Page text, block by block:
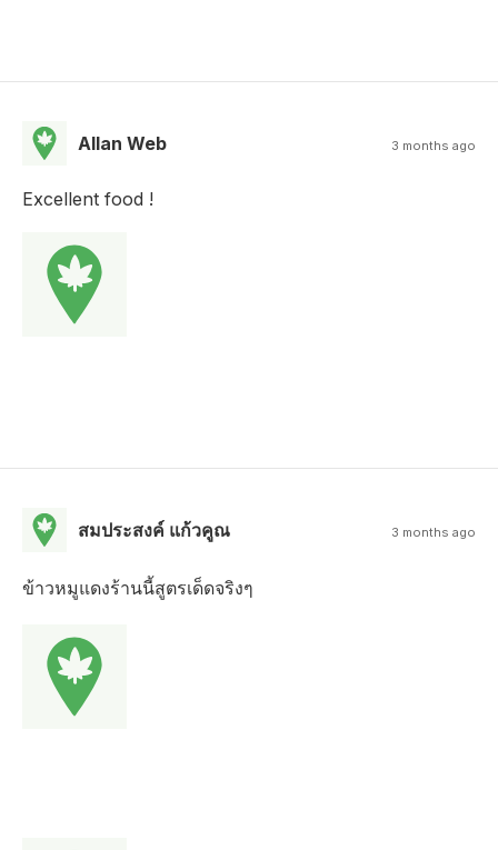
Allan Web 3 months ago
Excellent food !
สมประสงค์ แก้วคูณ 3 months ago
ข้าวหมูแดงร้านนี้สูตรเด็ดจริงๆ